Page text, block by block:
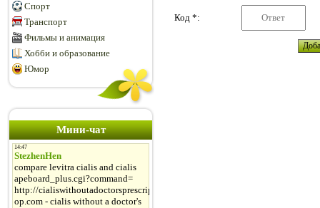
Спорт
Транспорт
Фильмы и анимация
Хобби и образование
Юмор
Мини-чат
Код *: